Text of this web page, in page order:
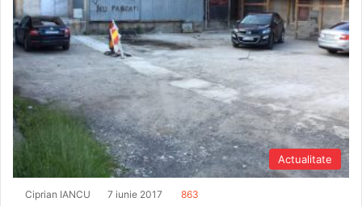
Actualitate
Ciprian IANCU 7 iunie 2017 863